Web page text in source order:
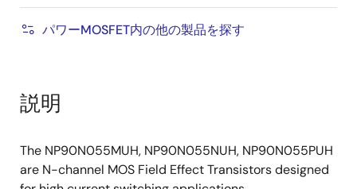
パワーMOSFET内の他の製品を探す
説明
The NP90N055MUH, NP90N055NUH, NP90N055PUH
are N-channel MOS Field Effect Transistors designed